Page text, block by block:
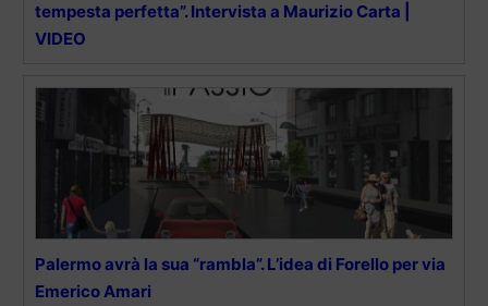
tempesta perfetta”. Intervista a Maurizio Carta |
VIDEO
Palermo avrà la sua “rambla”. L’idea di Forello per via
Emerico Amari